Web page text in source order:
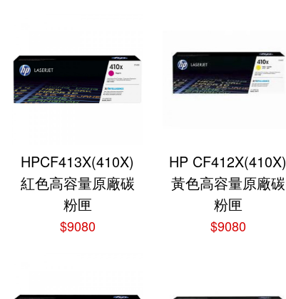
HPCF413X(410X)
紅色高容量原廠碳
粉匣
$9080
HP CF412X(410X)
黃色高容量原廠碳
粉匣
$9080